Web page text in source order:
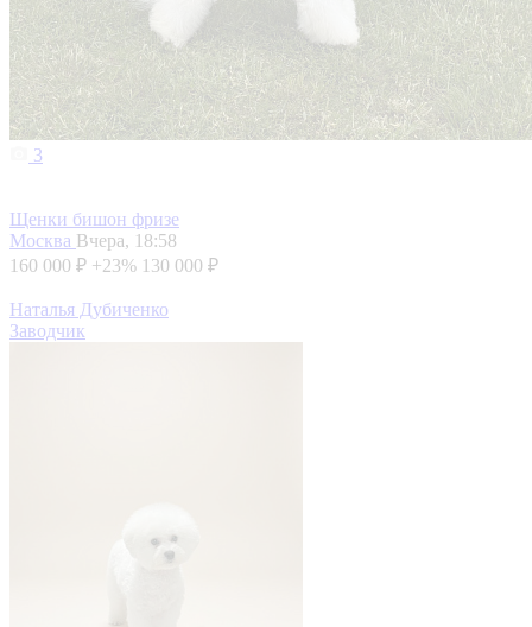
3
Щенки бишон фризе
Москва Вчера, 18:58
160 000 ₽ +23% 130 000 ₽
Наталья Дубиченко
Заводчик